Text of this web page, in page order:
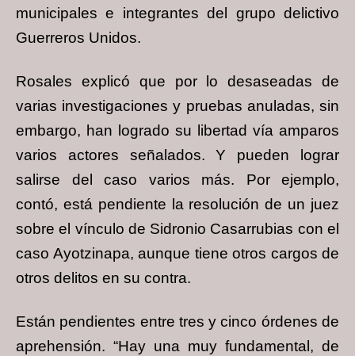
municipales e integrantes del grupo delictivo
Guerreros Unidos.
Rosales explicó que por lo desaseadas de
varias investigaciones y pruebas anuladas, sin
embargo, han logrado su libertad vía amparos
varios actores señalados. Y pueden lograr
salirse del caso varios más. Por ejemplo,
contó, está pendiente la resolución de un juez
sobre el vínculo de Sidronio Casarrubias con el
caso Ayotzinapa, aunque tiene otros cargos de
otros delitos en su contra.
Están pendientes entre tres y cinco órdenes de
aprehensión. “Hay una muy fundamental, de